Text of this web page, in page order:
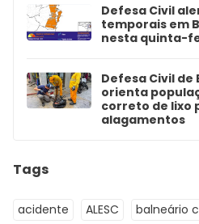
Defesa Civil
temporais em
nesta quinta-
Defesa Civil
orienta
correto de lixo
alagamentos
Tags
acidente ALESC balneário